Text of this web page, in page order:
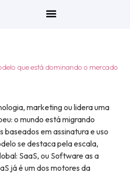
que está dominando o mercado
marketing ou lidera uma
o mundo está migrando
em assinatura e uso
se destaca pela escala,
SaaS, ou Software as a
já é um dos motores da